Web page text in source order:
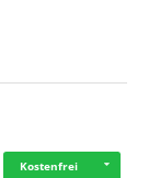
Kostenfrei